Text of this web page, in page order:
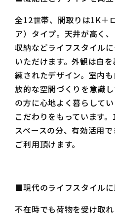
全12世帯、間取りは1K＋
ア）タイプ。天井が高く
収納などライフスタイル
いただけます。外観は白
練されたデザイン。室内
放的な空間づくりを意識
の方に心地よく暮らして
こだわりをもっています
スペースの分、有効活用
ご利用頂けます。
■現代のライフスタイル
不在時でも荷物を受け取